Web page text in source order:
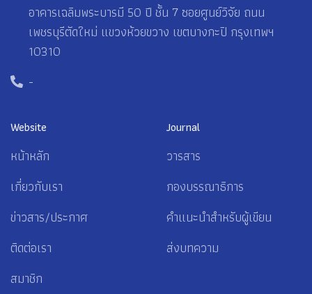
อาคารเฉลิมพระบารมี 50 ปี ชั้น 7 ซอยศูนย์วิจัย ถนน
เพชรบุรีตัดใหม่ แขวงห้วยขวาง เขตบางกะปิ กรุงเทพฯ
10310
-
Website
หน้าหลัก
เกี่ยวกับเรา
ข่าวสาร/ประกาศ
ติดต่อเรา
สมาชิก
Journal
วารสาร
กองบรรณาธิการ
คำแนะนำสำหรับผู้เขียน
ส่งบทความ